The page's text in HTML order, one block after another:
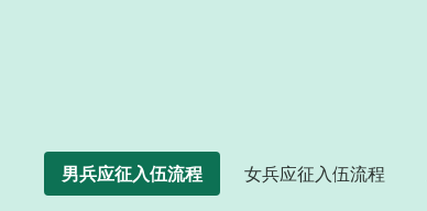
男兵应征入伍流程 女兵应征入伍流程